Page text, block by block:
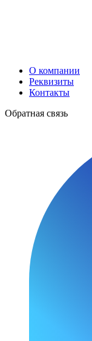
О компании
Реквизиты
Контакты
Обратная связь